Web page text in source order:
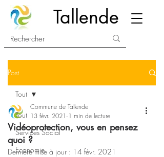
Tallende
Post
Tout
Services Social
Economie
Tout
Vidéoprotection, vous en pensez
quoi ?
Commune de Tallende
13 févr. 2021 1 min de lecture
Dernière mise à jour : 14 févr. 2021